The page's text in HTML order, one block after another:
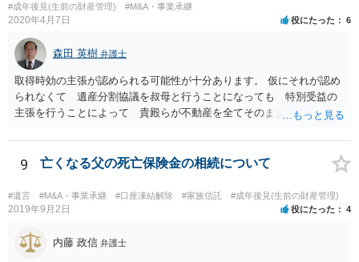
#成年後見(生前の財産管理)
#M&A・事業承継
2020年4月7日 役にたった 6
森田 英樹 弁護士
取得時効の主張が認められる可能性が十分あります。 仮にそれが認め
られなくて 遺産分割協議を叔母と行うことになっても 特別受益の
主張を行うことによって 貴殿らが不動産を全てそのまま取得できる
9 亡くなる父の死亡保険金の相続について
#遺言 #M&A・事業承継 #口座凍結解除 #家族信託 #成年後見(生前の財産管理)
2019年9月2日 役にたった 4
内藤 政信 弁護士